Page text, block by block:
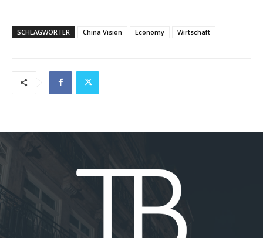
SCHLAGWÖRTER China Vision Economy Wirtschaft